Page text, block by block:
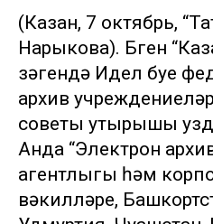
(Казан, 7 октябрь,
Нарыкова). Бүген
үзәгендә Идел буе
архив
советы утырышы
Анда “Электрон
агентлыгы һәм
вәкилләре,